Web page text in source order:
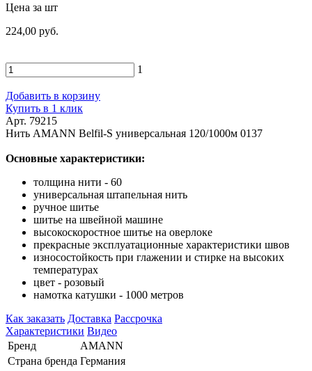
Цена за шт
224,00 руб.
1
Добавить в корзину
Купить в 1 клик
Арт. 79215
Нить AMANN Belfil-S универсальная 120/1000м 0137
Основные характеристики:
толщина нити - 60
универсальная штапельная нить
ручное шитье
шитье на швейной машине
высокоскоростное шитье на оверлоке
прекрасные эксплуатационные характеристики швов
износостойкость при глажении и стирке на высоких
температурах
цвет - розовый
намотка катушки - 1000 метров
Как заказать Доставка Рассрочка
Характеристики Видео
Бренд
AMANN
Страна бренда Германия